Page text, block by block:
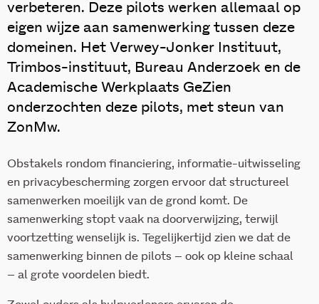
verbeteren. Deze pilots werken allemaal op
eigen wijze aan samenwerking tussen deze
domeinen. Het Verwey-Jonker Instituut,
Trimbos-instituut, Bureau Anderzoek en de
Academische Werkplaats GeZien
onderzochten deze pilots, met steun van
ZonMw.
Obstakels rondom financiering, informatie-uitwisseling
en privacybescherming zorgen ervoor dat structureel
samenwerken moeilijk van de grond komt. De
samenwerking stopt vaak na doorverwijzing, terwijl
voortzetting wenselijk is. Tegelijkertijd zien we dat de
samenwerking binnen de pilots – ook op kleine schaal
– al grote voordelen biedt.